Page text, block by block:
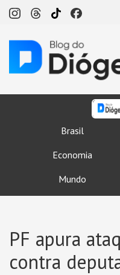
Brasil
Economia
Mundo
PF apura
contra